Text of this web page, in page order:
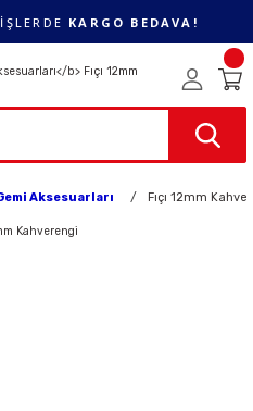
KARGO BEDAVA!
Aksesuarları Fıçı 12mm